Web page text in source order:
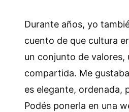
Durante años, yo
cuento de que cultura
un conjunto de valores,
compartida. Me
es elegante, ordenada,
Podés ponerla en una